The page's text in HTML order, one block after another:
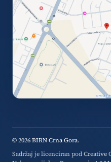
© 2026 BIRN Crna Gora.
Sadržaj je licenciran podCreative